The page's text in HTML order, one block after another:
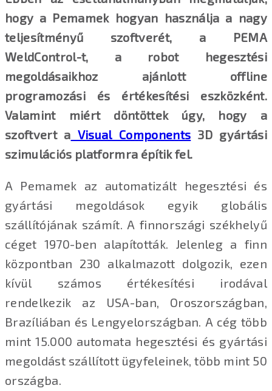
hogy a Pemamek hogyan használja a nagy
teljesítményű szoftverét, a PEMA
WeldControl-t, a robot hegesztési
megoldásaikhoz ajánlott offline
programozási és értékesítési eszközként.
Valamint miért döntöttek úgy, hogy a
szoftvert a Visual Components 3D gyártási
szimulációs platformra építik fel.
A Pemamek az automatizált hegesztési és
gyártási megoldások egyik globális
szállítójának számít. A finnországi székhelyű
céget 1970-ben alapították. Jelenleg a finn
központban 230 alkalmazott dolgozik, ezen
kívül számos értékesítési irodával
rendelkezik az USA-ban, Oroszországban,
Brazíliában és Lengyelországban. A cég több
mint 15.000 automata hegesztési és gyártási
megoldást szállított ügyfeleinek, több mint 50
országba.